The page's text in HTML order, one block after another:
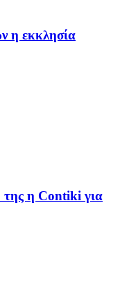
η εκκλησία
της η Contiki για